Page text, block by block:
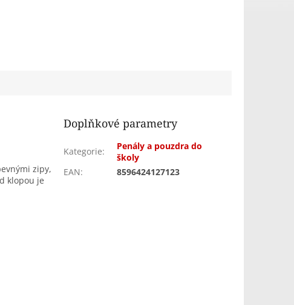
zipy,
klopou je
Doplňkové parametry
Kategorie:
Penály a pouzdra do
školy
EAN: 8596424127123